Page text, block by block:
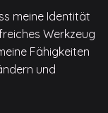
meine Identität
Werkzeug
Fähigkeiten
und